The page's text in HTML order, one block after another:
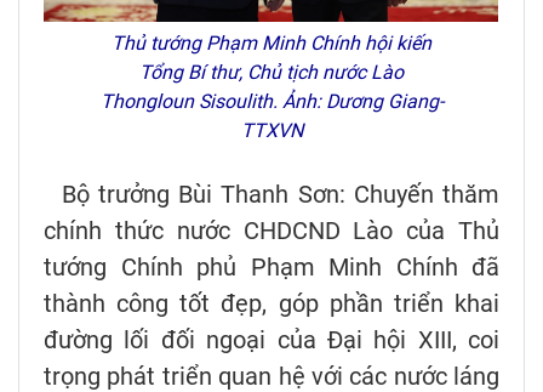
Thủ tướng Phạm Minh Chính hội kiến
Tổng Bí thư, Chủ tịch nước Lào
Thongloun Sisoulith. Ảnh: Dương Giang-
TTXVN
Bộ trưởng Bùi Thanh Sơn: Chuyến thăm
chính thức nước CHDCND Lào của Thủ
tướng Chính phủ Phạm Minh Chính đã
thành công tốt đẹp, góp phần triển khai
đường lối đối ngoại của Đại hội XIII, coi
trọng phát triển quan hệ với các nước láng